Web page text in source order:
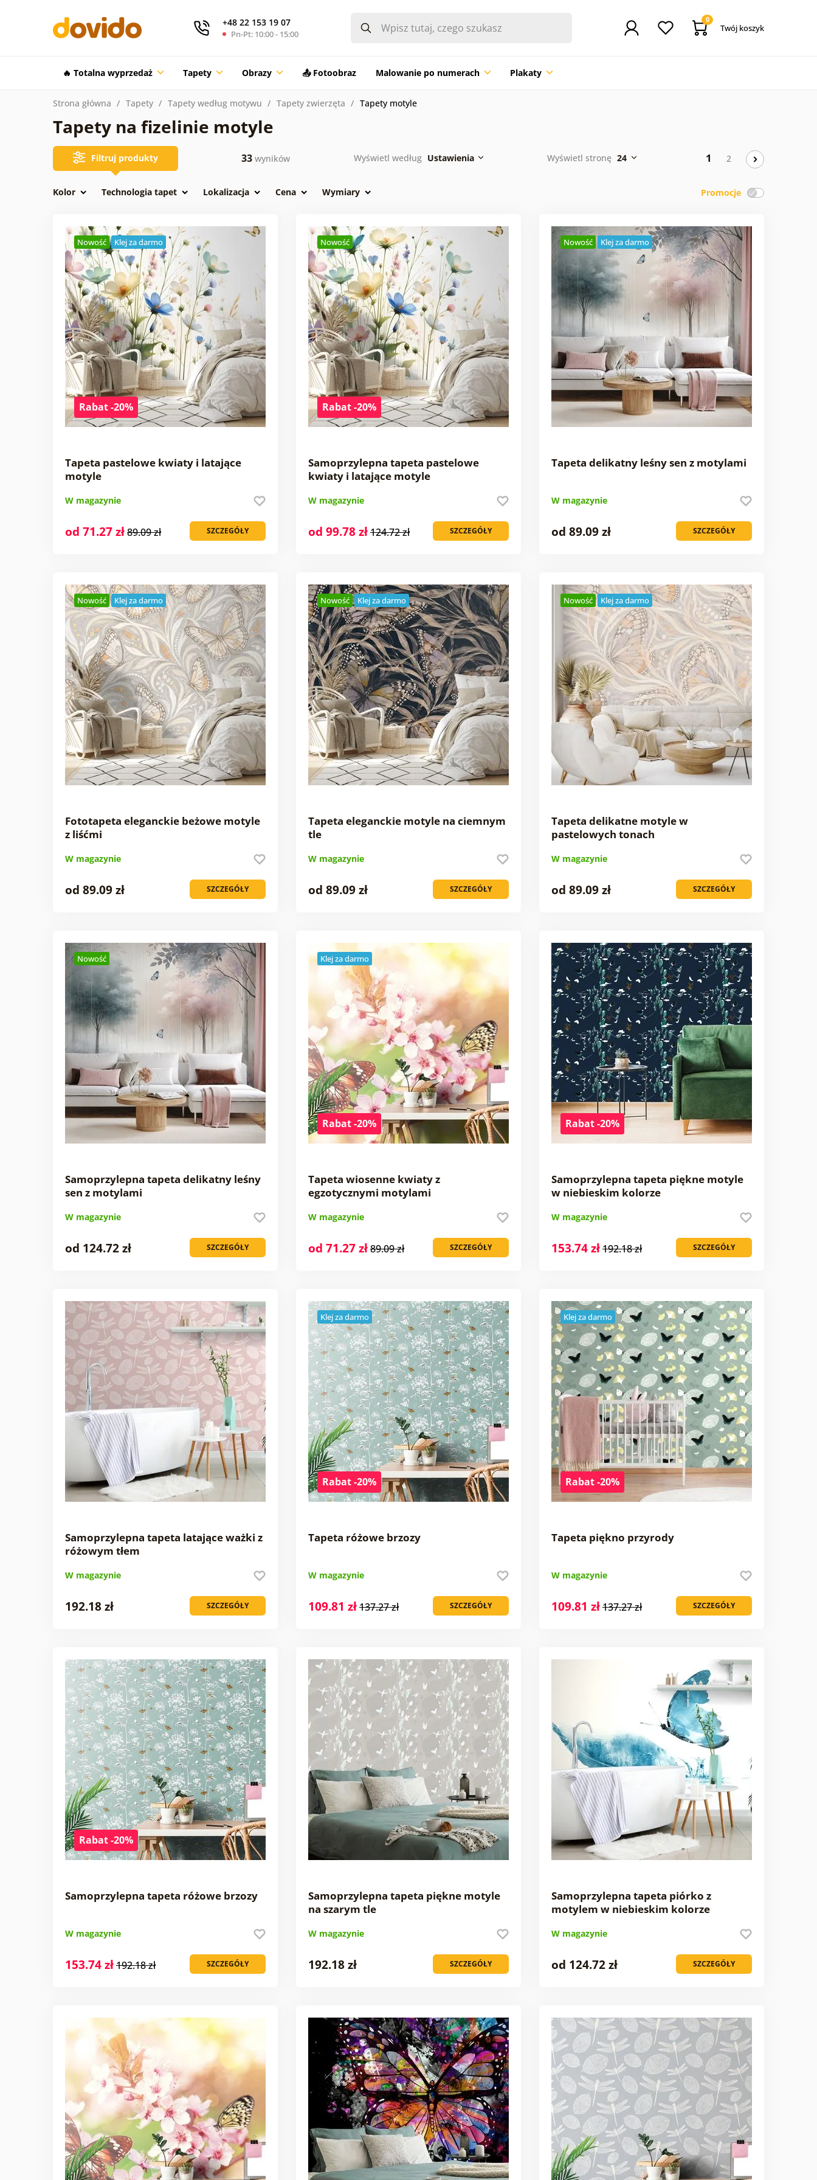
+48 22 153 19 07
Pn-Pt: 10:00 - 15:00
0
Twój koszyk
🔥 Totalna wyprzedaż Tapety Obrazy 📤 Fotoobraz Malowanie po numerach Plakaty
Strona główna Tapety Tapety według motywu Tapety zwierzęta Tapety motyle
Tapety na fizelinie motyle
Filtruj produkty 33 wyników Wyświetl według Ustawienia Wyświetl stronę 24 1 2
Promocje
Kolor Technologia tapet Lokalizacja Cena Wymiary
Nowość Klej za darmo
Rabat -20%
Tapeta pastelowe kwiaty i latające
motyle
W magazynie
SZCZEGÓŁY
od 71.27 zł89.09 zł
Nowość
Rabat -20%
Samoprzylepna tapeta pastelowe
kwiaty i latające motyle
W magazynie
SZCZEGÓŁY
od 99.78 zł124.72 zł
Nowość Klej za darmo
Tapeta delikatny leśny sen z motylami
W magazynie
SZCZEGÓŁY
od 89.09 zł
Nowość Klej za darmo
Fototapeta eleganckie beżowe motyle
z liśćmi
W magazynie
SZCZEGÓŁY
od 89.09 zł
Nowość Klej za darmo
Tapeta eleganckie motyle na ciemnym
tle
W magazynie
SZCZEGÓŁY
od 89.09 zł
Nowość Klej za darmo
Tapeta delikatne motyle w
pastelowych tonach
W magazynie
SZCZEGÓŁY
od 89.09 zł
Nowość
Samoprzylepna tapeta delikatny leśny
sen z motylami
W magazynie
SZCZEGÓŁY
od 124.72 zł
Klej za darmo
Rabat -20%
Tapeta wiosenne kwiaty z
egzotycznymi motylami
W magazynie
SZCZEGÓŁY
od 71.27 zł89.09 zł
Rabat -20%
Samoprzylepna tapeta piękne motyle
w niebieskim kolorze
W magazynie
SZCZEGÓŁY
153.74 zł192.18 zł
Samoprzylepna tapeta latające ważki z
różowym tłem
W magazynie
SZCZEGÓŁY
192.18 zł
Klej za darmo
Rabat -20%
Tapeta różowe brzozy
W magazynie
SZCZEGÓŁY
109.81 zł137.27 zł
Klej za darmo
Rabat -20%
Tapeta piękno przyrody
W magazynie
SZCZEGÓŁY
109.81 zł137.27 zł
Rabat -20%
Samoprzylepna tapeta różowe brzozy
W magazynie
SZCZEGÓŁY
153.74 zł192.18 zł
Samoprzylepna tapeta piękne motyle
na szarym tle
W magazynie
SZCZEGÓŁY
192.18 zł
Samoprzylepna tapeta piórko z
motylem w niebieskim kolorze
W magazynie
SZCZEGÓŁY
od 124.72 zł